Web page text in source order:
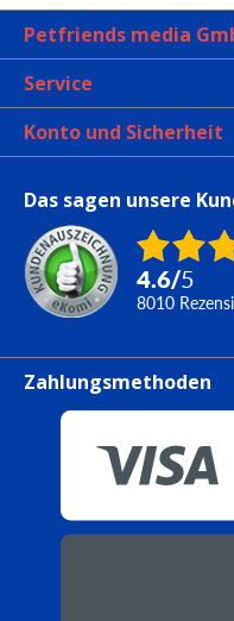
Petfriends media
Service
Konto und Sicherheit
Das sagen unsere
4.6/5
8010
Zahlungsmethoden